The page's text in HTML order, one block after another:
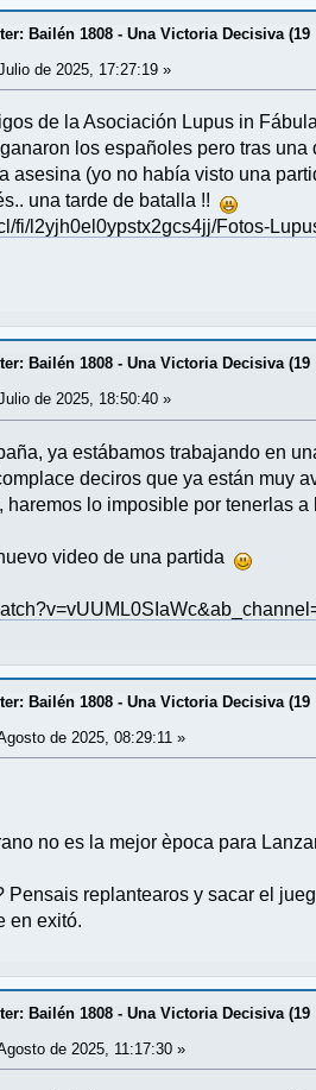
Bailén 1808 - Una Victoria Decisiva (19
de 2025, 17:27:19 »
de la Asociación Lupus in
los españoles pero tras
asesina (yo no había visto una
una tarde de batalla !!
fi/l2yjh0el0ypstx2gcs4jj/Fotos-
Bailén 1808 - Una Victoria Decisiva (19
de 2025, 18:50:40 »
ya estábamos trabajando en
deciros que ya están muy
lo imposible por tenerlas
video de una partida
Bailén 1808 - Una Victoria Decisiva (19
de 2025, 08:29:11 »
no es la mejor època para
Pensais replantearos y sacar el
en exitó.
Bailén 1808 - Una Victoria Decisiva (19
de 2025, 11:17:30 »